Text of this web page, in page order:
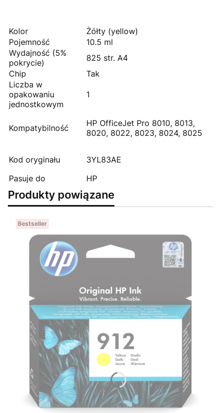
Kolor
Żółty (yellow)
Pojemność
10.5 ml
Wydajność (5%
pokrycie)
825 str. A4
Chip
Tak
Liczba w
opakowaniu
jednostkowym
1
Kompatybilność
HP OfficeJet Pro 8010, 8013,
8020, 8022, 8023, 8024, 8025
Kod oryginału
3YL83AE
Pasuje do
HP
Produkty powiązane
Bestseller